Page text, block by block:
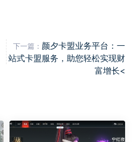
下一篇： 颜夕卡盟业务平台：一
站式卡盟服务，助您轻松实现财
富增长<